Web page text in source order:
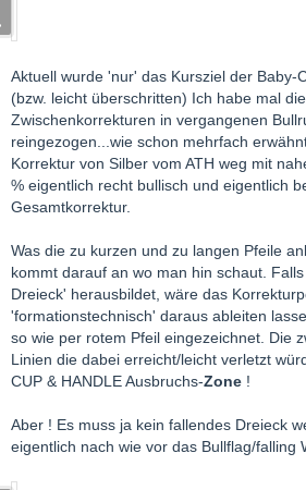
Aktuell wurde 'nur' das Kursziel der Baby-
(bzw. leicht überschritten) Ich habe mal
Zwischenkorrekturen in vergangenen
reingezogen...wie schon mehrfach
Korrektur von Silber vom ATH weg mit
% eigentlich recht bullisch und eigentlich
Gesamtkorrektur.
Was die zu kurzen und zu langen Pfeile
kommt darauf an wo man hin schaut.
Dreieck' herausbildet, wäre das
'formationstechnisch' daraus ableiten
so wie per rotem Pfeil eingezeichnet. Die
Linien die dabei erreicht/leicht verletzt
CUP & HANDLE Ausbruchs-Zone !
Aber ! Es muss ja kein fallendes Dreieck
eigentlich nach wie vor das Bullflag/falling